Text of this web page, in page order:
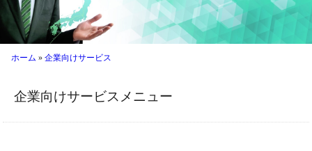
企業向けサービス
代理店向けサービス
ホーム » 企業向けサービス
企業向けサービスメニュー